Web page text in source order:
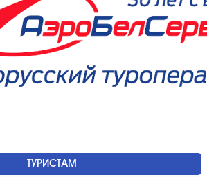
ТУРИСТАМ